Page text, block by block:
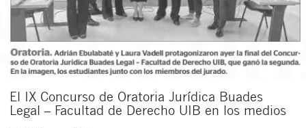
El IX Concurso de Oratoria Jurídica Buades
Legal – Facultad de Derecho UIB en los medios